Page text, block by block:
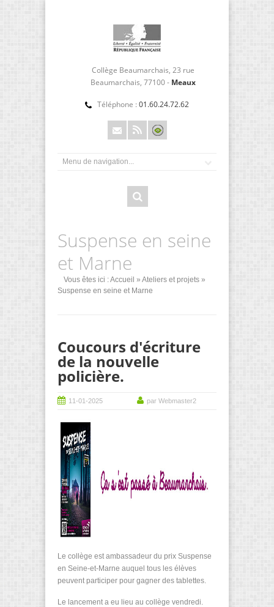
Collège Beaumarchais, 23 rue
Beaumarchais, 77100 - Meaux
Téléphone : 01.60.24.72.62
Suspense en seine
et Marne
Vous êtes ici :Accueil » Ateliers et projets »
Suspense en seine et Marne
Coucours d'écriture
de la nouvelle
policière.
11-01-2025 par Webmaster2
Le collège est ambassadeur du prix Suspense
en Seine-et-Marne auquel tous les élèves
peuvent participer pour gagner des tablettes.
Le lancement a eu lieu au collège vendredi.